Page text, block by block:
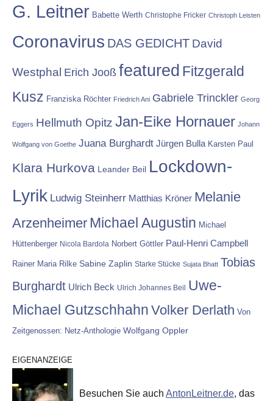
G. Leitner Babette Werth Christophe Fricker Christoph Leisten
Coronavirus DAS GEDICHT David
Westphal Erich Jooß featured Fitzgerald
Kusz Franziska Röchter Friedrich Ani Gabriele Trinckler Georg
Eggers Hellmuth Opitz Jan-Eike Hornauer Johann
Wolfgang von Goethe Juana Burghardt Jürgen Bulla Karsten Paul
Klara Hurkova Leander Beil Lockdown-
Lyrik Ludwig Steinherr Matthias Kröner Melanie
Arzenheimer Michael Augustin Michael
Hüttenberger Nicola Bardola Norbert Göttler Paul-Henri Campbell
Rainer Maria Rilke Sabine Zaplin Starke Stücke Sujata Bhatt Tobias
Burghardt Ulrich Beck Ulrich Johannes Beil Uwe-
Michael Gutzschhahn Volker Derlath Von
Zeitgenossen: Netz-Anthologie Wolfgang Oppler
EIGENANZEIGE
Besuchen Sie auch AntonLeitner.de, das